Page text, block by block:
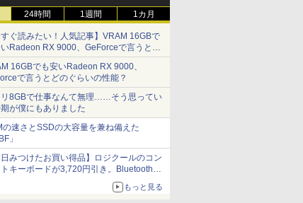
24時間 1週間 1カ月
すぐ読みたい！人気記事】VRAM 16GBで
いRadeon RX 9000、GeForceで言うとど
いの性能？ - PC Watch
16GBでも安いRadeon RX 9000、
で言うとどのぐらいの性能？
リ8GBで仕事なんて無理……そう思ってい
が僕にもありました
の速さとSSDの大容量を兼ね備えた
」
日みつけたお買い得品】ロジクールのコン
キーボードが3,720円引き。Bluetoothで3
もっと見る